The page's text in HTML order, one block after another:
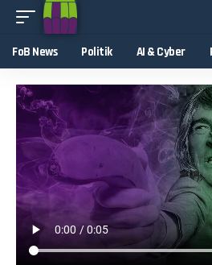
FoB News Politik AI & Cyber